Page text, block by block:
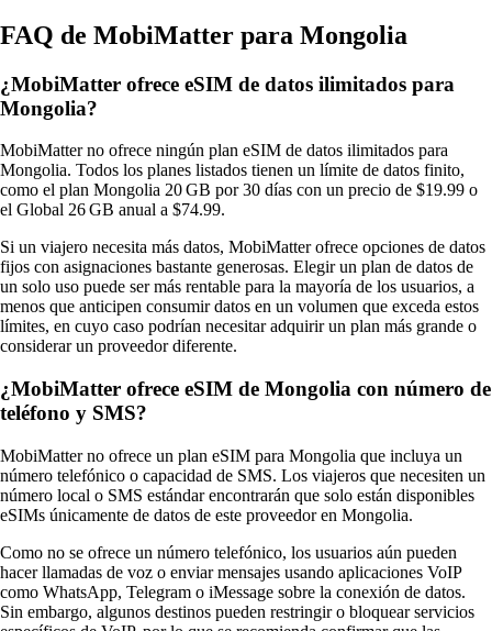
FAQ de MobiMatter para Mongolia
¿MobiMatter ofrece eSIM de datos ilimitados para
Mongolia?
MobiMatter no ofrece ningún plan eSIM de datos ilimitados para
Mongolia. Todos los planes listados tienen un límite de datos finito,
como el plan Mongolia 20 GB por 30 días con un precio de $19.99 o
el Global 26 GB anual a $74.99.
Si un viajero necesita más datos, MobiMatter ofrece opciones de datos
fijos con asignaciones bastante generosas. Elegir un plan de datos de
un solo uso puede ser más rentable para la mayoría de los usuarios, a
menos que anticipen consumir datos en un volumen que exceda estos
límites, en cuyo caso podrían necesitar adquirir un plan más grande o
considerar un proveedor diferente.
¿MobiMatter ofrece eSIM de Mongolia con número de
teléfono y SMS?
MobiMatter no ofrece un plan eSIM para Mongolia que incluya un
número telefónico o capacidad de SMS. Los viajeros que necesiten un
número local o SMS estándar encontrarán que solo están disponibles
eSIMs únicamente de datos de este proveedor en Mongolia.
Como no se ofrece un número telefónico, los usuarios aún pueden
hacer llamadas de voz o enviar mensajes usando aplicaciones VoIP
como WhatsApp, Telegram o iMessage sobre la conexión de datos.
Sin embargo, algunos destinos pueden restringir o bloquear servicios